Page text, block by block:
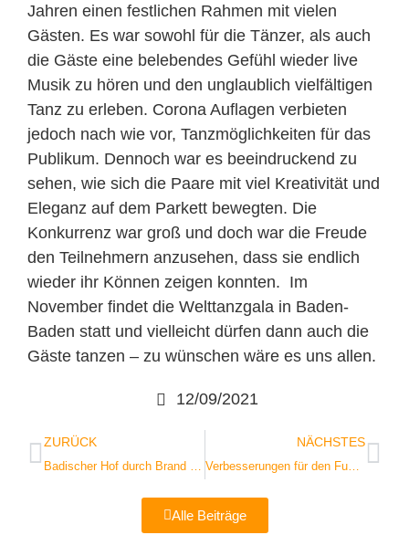
Jahren einen festlichen Rahmen mit vielen
Gästen. Es war sowohl für die Tänzer, als auch
die Gäste eine belebendes Gefühl wieder live
Musik zu hören und den unglaublich vielfältigen
Tanz zu erleben. Corona Auflagen verbieten
jedoch nach wie vor, Tanzmöglichkeiten für das
Publikum. Dennoch war es beeindruckend zu
sehen, wie sich die Paare mit viel Kreativität und
Eleganz auf dem Parkett bewegten. Die
Konkurrenz war groß und doch war die Freude
den Teilnehmern anzusehen, dass sie endlich
wieder ihr Können zeigen konnten. Im
November findet die Welttanzgala in Baden-
Baden statt und vielleicht dürfen dann auch die
Gäste tanzen – zu wünschen wäre es uns allen.
12/09/2021
ZURÜCK
Badischer Hof durch Brand stark beeinträchtigt
NÄCHSTES
Verbesserungen für den Fußgänger in Lichtental
Alle Beiträge